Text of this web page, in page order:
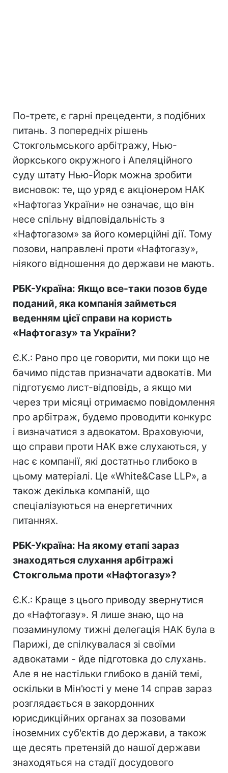
По-третє, є гарні прецеденти, з подібних
питань. З попередніх рішень
Стокгольмського арбітражу, Нью-
йоркського окружного і Апеляційного
суду штату Нью-Йорк можна зробити
висновок: те, що уряд є акціонером НАК
«Нафтогаз України» не означає, що він
несе спільну відповідальність з
«Нафтогазом» за його комерційні дії. Тому
позови, направлені проти «Нафтогазу»,
ніякого відношення до держави не мають.
РБК-Україна: Якщо все-таки позов буде
поданий, яка компанія займеться
веденням цієї справи на користь
«Нафтогазу» та України?
Є.К.: Рано про це говорити, ми поки що не
бачимо підстав призначати адвокатів. Ми
підготуємо лист-відповідь, а якщо ми
через три місяці отримаємо повідомлення
про арбітраж, будемо проводити конкурс
і визначатися з адвокатом. Враховуючи,
що справи проти НАК вже слухаються, у
нас є компанії, які достатньо глибоко в
цьому матеріалі. Це «White&Case LLP», а
також декілька компаній, що
спеціалізуються на енергетичних
питаннях.
РБК-Україна: На якому етапі зараз
знаходяться слухання арбітражі
Стокгольма проти «Нафтогазу»?
Є.К.: Краще з цього приводу звернутися
до «Нафтогазу». Я лише знаю, що на
позаминулому тижні делегація НАК була в
Парижі, де спілкувалася зі своїми
адвокатами - йде підготовка до слухань.
Але я не настільки глибоко в даній темі,
оскільки в Мін'юсті у мене 14 справ зараз
розглядається в закордонних
юрисдикційних органах за позовами
іноземних суб'єктів до держави, а також
ще десять претензій до нашої держави
знаходяться на стадії досудового